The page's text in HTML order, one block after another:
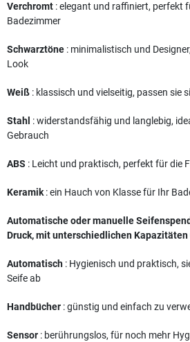
Verchromt : elegant und raffiniert, perfekt
Badezimmer
Schwarztöne : minimalistisch und
Look
Weiß : klassisch und vielseitig, passen sie
Stahl : widerstandsfähig und langlebig,
Gebrauch
ABS : Leicht und praktisch, perfekt für die
Keramik: ein Hauch von Klasse für Ihr
Automatische oder manuelle
Druck, mit unterschiedlichen
Automatisch : Hygienisch und praktisch,
Seife ab
Handbücher : günstig und einfach zu
Sensor : berührungslos, für noch mehr